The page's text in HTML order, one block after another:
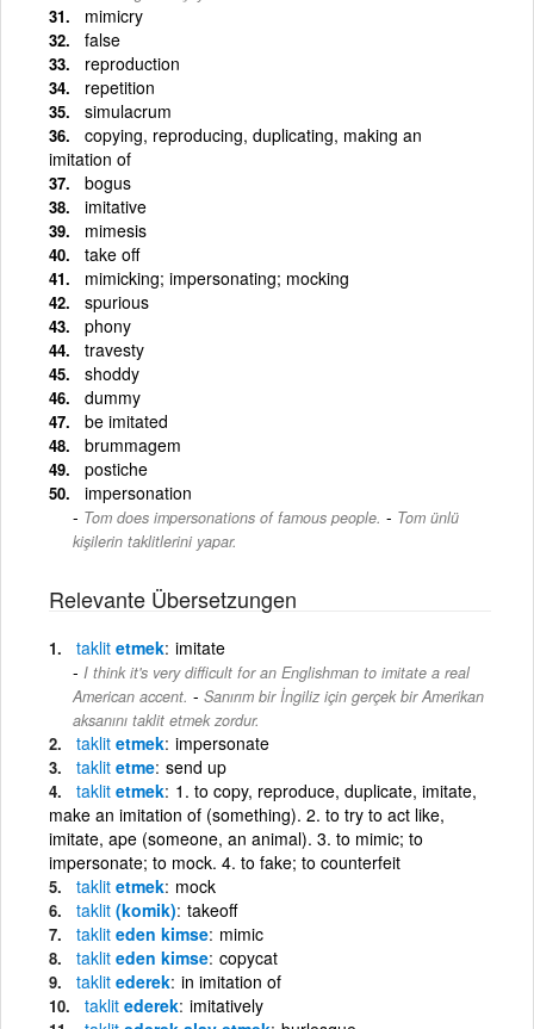
mimicry
false
reproduction
repetition
simulacrum
copying, reproducing, duplicating, making an
imitation of
bogus
imitative
mimesis
take off
mimicking; impersonating; mocking
spurious
phony
travesty
shoddy
dummy
be imitated
brummagem
postiche
impersonation
Tom does impersonations of famous people. - Tom ünlü
kişilerin taklitlerini yapar.
Relevante Übersetzungen
taklit etmek imitate
I think it's very difficult for an Englishman to imitate a real
American accent. - Sanırım bir İngiliz için gerçek bir Amerikan
aksanını taklit etmek zordur.
taklit etmek impersonate
taklit etme send up
taklit etmek 1. to copy, reproduce, duplicate, imitate,
make an imitation of (something). 2. to try to act like,
imitate, ape (someone, an animal). 3. to mimic; to
impersonate; to mock. 4. to fake; to counterfeit
taklit etmek mock
taklit (komik) takeoff
taklit eden kimse mimic
taklit eden kimse copycat
taklit ederek in imitation of
taklit ederek imitatively